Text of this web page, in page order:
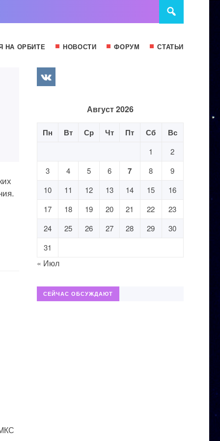
НА ОРБИТЕ НОВОСТИ ФОРУМ СТАТЬИ
Август 2026
Пн Вт Ср Чт Пт Сб Вс
1
2
3
4 5 6 7 8
9
10
11 12 13 14 15
16
17
18 19 20 21 22
23
24
25 26 27 28 29
30
31
« Июл
СЕЙЧАС ОБСУЖДАЮТ